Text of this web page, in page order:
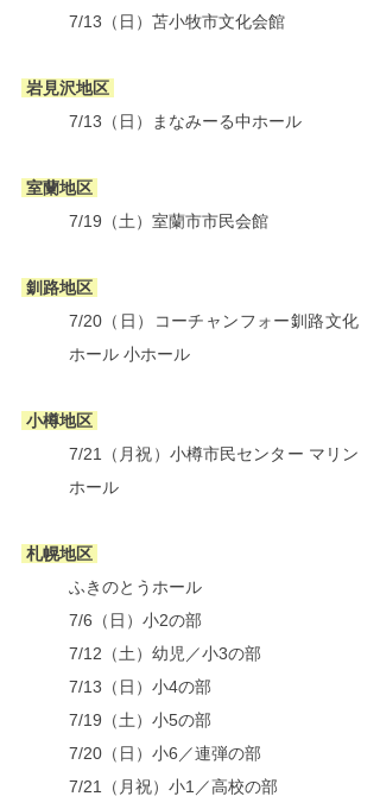
7/13（日） 苫小牧市文化会館
岩見沢地区
7/13（日）
まなみーる中ホール
室蘭地区
7/19（土）室蘭市市民会館
釧路地区
7/20（日）コーチャンフォー釧路文化
ホール 小ホール
小樽地区
7/21（月祝）小樽市民センター マリン
ホール
札幌地区
ふきのとうホール
7/6（日）小2の部
7/12（土）幼児／小3の部
7/13（日）小4の部
7/19（土）小5の部
7/20（日）小6／連弾の部
7/21（月祝）小1／高校の部